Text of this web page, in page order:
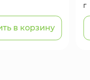
в корзину
г